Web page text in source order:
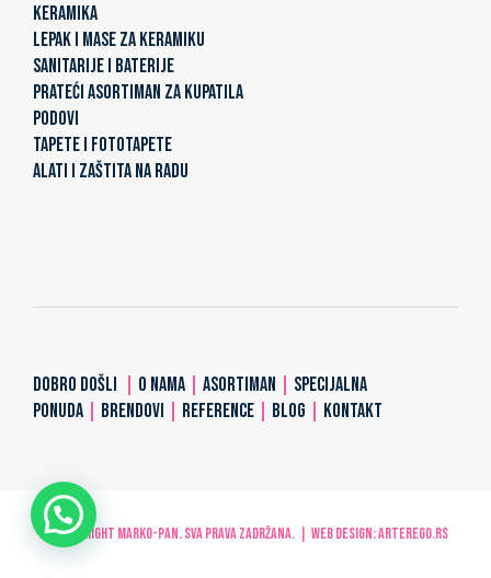
KERAMIKA
LEPAK I MASE ZA KERAMIKU
SANITARIJE I BATERIJE
PRATEĆI ASORTIMAN ZA KUPATILA
PODOVI
TAPETE I FOTOTAPETE
ALATI I ZAŠTITA NA RADU
DOBRO DOŠLI O NAMA ASORTIMAN
SPECIJALNA
PONUDA
BRENDOVI REFERENCE BLOG KONTAKT
© Copyright MARKO-PAN. Sva prava zadržana. | Web design:ARTerEgo.rs